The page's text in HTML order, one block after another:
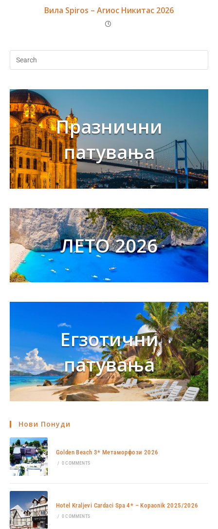
Вила Spiros – Агиос Никитас 2026
Празнични
патувања
ЛЕТО 2026
Егзотични
патувања
Нови Понуди
Golden Beach 3* Метаморфози 2026
/ 0 COMMENTS
Hotel Kraljevi Cardaci Spa 4* – Kopaonik 2025/2026
/ 0 COMMENTS